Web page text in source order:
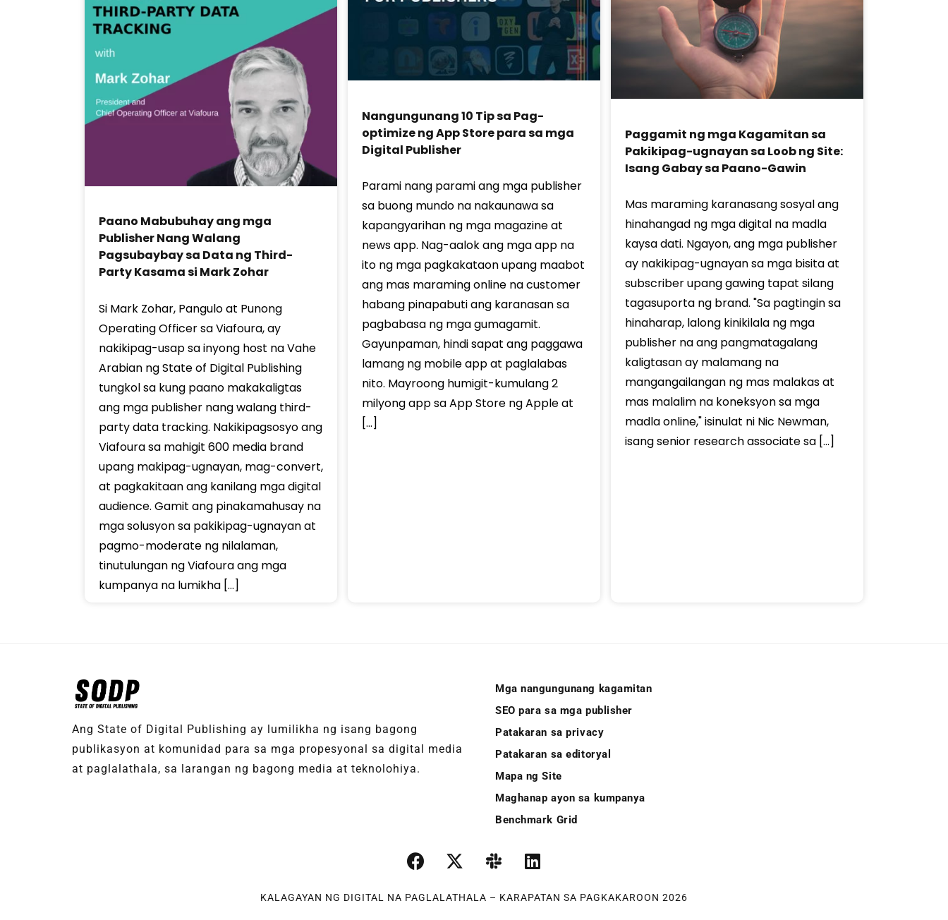
Paano Mabubuhay ang mga
Publisher Nang Walang
Pagsubaybay sa Data ng Third-
Party Kasama si Mark Zohar
Si Mark Zohar, Pangulo at Punong
Operating Officer sa Viafoura, ay
nakikipag-usap sa inyong host na Vahe
Arabian ng State of Digital Publishing
tungkol sa kung paano makakaligtas
ang mga publisher nang walang third-
party data tracking. Nakikipagsosyo ang
Viafoura sa mahigit 600 media brand
upang makipag-ugnayan, mag-convert,
at pagkakitaan ang kanilang mga digital
audience. Gamit ang pinakamahusay na
mga solusyon sa pakikipag-ugnayan at
pagmo-moderate ng nilalaman,
tinutulungan ng Viafoura ang mga
kumpanya na lumikha […]
Nangungunang 10 Tip sa Pag-
optimize ng App Store para sa mga
Digital Publisher
Parami nang parami ang mga publisher
sa buong mundo na nakaunawa sa
kapangyarihan ng mga magazine at
news app. Nag-aalok ang mga app na
ito ng mga pagkakataon upang maabot
ang mas maraming online na customer
habang pinapabuti ang karanasan sa
pagbabasa ng mga gumagamit.
Gayunpaman, hindi sapat ang paggawa
lamang ng mobile app at paglalabas
nito. Mayroong humigit-kumulang 2
milyong app sa App Store ng Apple at
[…]
Paggamit ng mga Kagamitan sa
Pakikipag-ugnayan sa Loob ng Site:
Isang Gabay sa Paano-Gawin
Mas maraming karanasang sosyal ang
hinahangad ng mga digital na madla
kaysa dati. Ngayon, ang mga publisher
ay nakikipag-ugnayan sa mga bisita at
subscriber upang gawing tapat silang
tagasuporta ng brand. "Sa pagtingin sa
hinaharap, lalong kinikilala ng mga
publisher na ang pangmatagalang
kaligtasan ay malamang na
mangangailangan ng mas malakas at
mas malalim na koneksyon sa mga
madla online," isinulat ni Nic Newman,
isang senior research associate sa […]
Ang State of Digital Publishing ay lumilikha ng isang bagong
publikasyon at komunidad para sa mga propesyonal sa digital media
at paglalathala, sa larangan ng bagong media at teknolohiya.
Mga nangungunang kagamitan
SEO para sa mga publisher
Patakaran sa privacy
Patakaran sa editoryal
Mapa ng Site
Maghanap ayon sa kumpanya
Benchmark Grid
KALAGAYAN NG DIGITAL NA PAGLALATHALA – KARAPATAN SA PAGKAKAROON 2026